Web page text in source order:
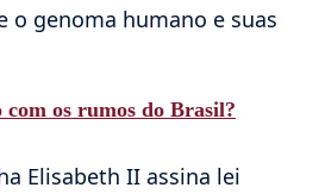
o genoma humano e suas
com os rumos do Brasil?
Elisabeth II assina lei